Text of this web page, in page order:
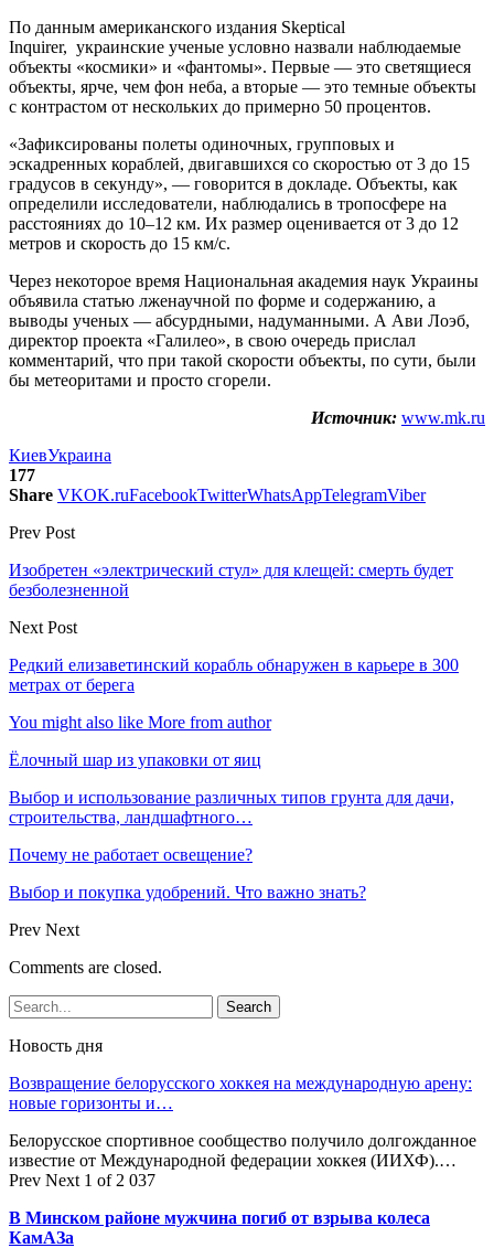
По данным американского издания Skeptical
Inquirer, украинские ученые условно назвали наблюдаемые
объекты «космики» и «фантомы». Первые — это светящиеся
объекты, ярче, чем фон неба, а вторые — это темные объекты
с контрастом от нескольких до примерно 50 процентов.
«Зафиксированы полеты одиночных, групповых и
эскадренных кораблей, двигавшихся со скоростью от 3 до 15
градусов в секунду», — говорится в докладе. Объекты, как
определили исследователи, наблюдались в тропосфере на
расстояниях до 10–12 км. Их размер оценивается от 3 до 12
метров и скорость до 15 км/с.
Через некоторое время Национальная академия наук Украины
объявила статью лженаучной по форме и содержанию, а
выводы ученых — абсурдными, надуманными. А Ави Лоэб,
директор проекта «Галилео», в свою очередь прислал
комментарий, что при такой скорости объекты, по сути, были
бы метеоритами и просто сгорели.
Источник: www.mk.ru
КиевУкраина
177
Share VKOK.ruFacebookTwitterWhatsAppTelegramViber
Prev Post
Изобретен «электрический стул» для клещей: смерть будет
безболезненной
Next Post
Редкий елизаветинский корабль обнаружен в карьере в 300
метрах от берега
You might also like More from author
Ёлочный шар из упаковки от яиц
Выбор и использование различных типов грунта для дачи,
строительства, ландшафтного…
Почему не работает освещение?
Выбор и покупка удобрений. Что важно знать?
Prev Next
Comments are closed.
Новость дня
Возвращение белорусского хоккея на международную арену:
новые горизонты и…
Белорусское спортивное сообщество получило долгожданное
известие от Международной федерации хоккея (ИИХФ).…
Prev Next 1 of 2 037
В Минском районе мужчина погиб от взрыва колеса
КамАЗа